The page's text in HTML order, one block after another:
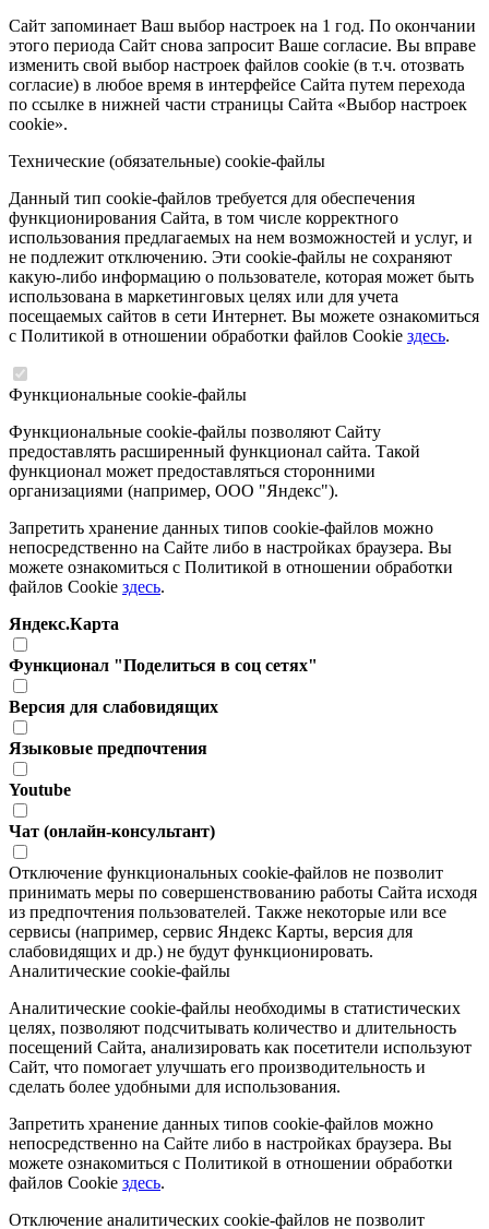
Сайт запоминает Ваш выбор настроек на 1 год. По окончании
этого периода Сайт снова запросит Ваше согласие. Вы вправе
изменить свой выбор настроек файлов cookie (в т.ч. отозвать
согласие) в любое время в интерфейсе Сайта путем перехода
по ссылке в нижней части страницы Сайта «Выбор настроек
cookie».
Технические (обязательные) cookie-файлы
Данный тип cookie-файлов требуется для обеспечения
функционирования Сайта, в том числе корректного
использования предлагаемых на нем возможностей и услуг, и
не подлежит отключению. Эти cookie-файлы не сохраняют
какую-либо информацию о пользователе, которая может быть
использована в маркетинговых целях или для учета
посещаемых сайтов в сети Интернет. Вы можете ознакомиться
с Политикой в отношении обработки файлов Cookie здесь.
Функциональные cookie-файлы
Функциональные cookie-файлы позволяют Сайту
предоставлять расширенный функционал сайта. Такой
функционал может предоставляться сторонними
организациями (например, ООО "Яндекс").
Запретить хранение данных типов cookie-файлов можно
непосредственно на Сайте либо в настройках браузера. Вы
можете ознакомиться с Политикой в отношении обработки
файлов Cookie здесь.
Яндекс.Карта
Функционал "Поделиться в соц сетях"
Версия для слабовидящих
Языковые предпочтения
Youtube
Чат (онлайн-консультант)
Отключение функциональных cookie-файлов не позволит
принимать меры по совершенствованию работы Сайта исходя
из предпочтения пользователей. Также некоторые или все
сервисы (например, сервис Яндекс Карты, версия для
слабовидящих и др.) не будут функционировать.
Аналитические cookie-файлы
Аналитические cookie-файлы необходимы в статистических
целях, позволяют подсчитывать количество и длительность
посещений Сайта, анализировать как посетители используют
Сайт, что помогает улучшать его производительность и
сделать более удобными для использования.
Запретить хранение данных типов cookie-файлов можно
непосредственно на Сайте либо в настройках браузера. Вы
можете ознакомиться с Политикой в отношении обработки
файлов Cookie здесь.
Отключение аналитических cookie-файлов не позволит